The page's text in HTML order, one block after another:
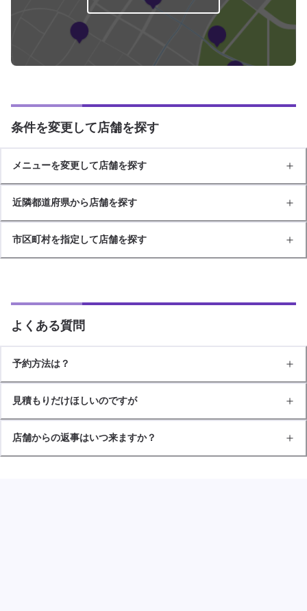
条件を変更して店舗を探す
メニューを変更して店舗を探す
近隣都道府県から店舗を探す
市区町村を指定して店舗を探す
よくある質問
予約方法は？
見積もりだけほしいのですが
店舗からの返事はいつ来ますか？